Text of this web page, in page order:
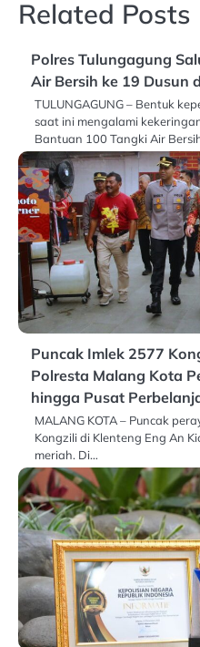
Related Posts
Polres Tulungagung
Air Bersih ke 19 Dusun
TULUNGAGUNG – Bentuk
saat ini mengalami
Bantuan 100 Tangki Air
Puncak Imlek 2577
Polresta Malang Kota
hingga Pusat
MALANG KOTA – Puncak
Kongzili di Klenteng Eng An
meriah. Di…